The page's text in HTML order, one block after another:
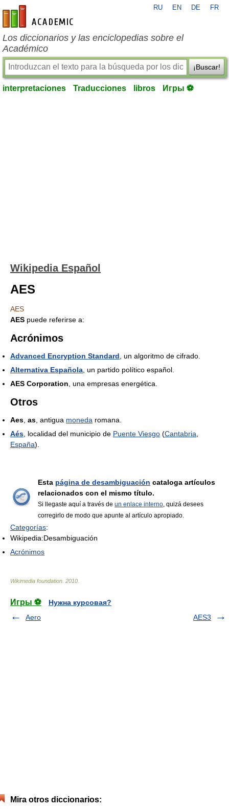
es-academic.com
RU EN DE FR
Los diccionarios y las enciclopedias sobre el
Académico
¡Buscar!
interpretaciones Traducciones libros Игры ⚽
Wikipedia Español
AES
AES
AES puede referirse a:
Acrónimos
Advanced Encryption Standard , un algoritmo de cifrado.
Alternativa Española , un partido político español.
AES Corporation , una empresas energética.
Otros
Aes as , antigua moneda romana.
Aés , localidad del municipio de Puente Viesgo (Cantabria
España).
Esta página de desambiguación cataloga artículos
relacionados con el mismo título.
Si llegaste aquí a través de un enlace interno, quizá desees
corregirlo de modo que apunte al artículo apropiado.
Categorías:
Wikipedia:Desambiguación
Acrónimos
Wikimedia foundation 2010
Игры ⚽
Нужна курсовая?
Aero
AES3
Mira otros diccionarios: